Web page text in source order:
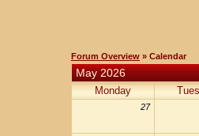
Forum Overview » Calendar
May 2026
Monday
27